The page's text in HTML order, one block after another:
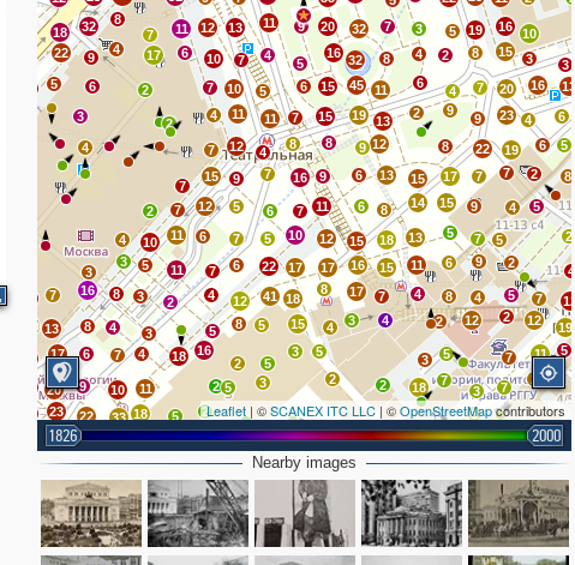
4
2
5
5
8
5
6
4
6
19
7
2
4
7
9
15
17
22
8
15
13
9
4 7
9 23
20 16
8 15 3
16 10
3
11 12 13
10 7 4
5
5
9
11 20 3 19
5
2
2
6
11
4
7
32
32
16
8
45
15
6
7 15
19
8
9 12
13
6
6
11
9
16
8
11
11
12
4
7
5
9
7
15
12
7
7 5
6
7
10
12
17
22
41
6
7
4
12
8
5
16
18
3
2
11
3
8
3 5
10 11 6
7
2
4
3
16
4
3
6 2
2
7
4
10
6
17
4
7
8
32
18
9
5
22
120
7
13
23
23
20
22
9
17 6
8
4
7
10 11
4
5
18
33
9
40
32
9
19
11
11
4
7
2
4
9
2
6
3
3
5
2
5
2
2
5
5
3
3 2
5
3
4
8
15
18
17
17
16
15
15
18
8 14
13
11
6
5
7
9
8
4
7
4
2
5
12
4
2
5
7
12
2
19
5
11
2
7
7
3
6
2
7
18
3
2
10
3
2
Leaflet | ©SCANEX ITC LLC | ©OpenStreetMapcontributors
1826 2000
Nearby images